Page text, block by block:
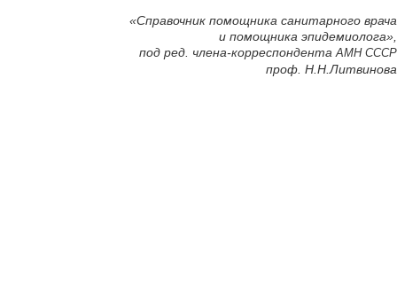
«Справочник помощника санитарного врача
и помощника эпидемиолога»,
под ред. члена-корреспондента АМН СССР
проф. Н.Н.Литвинова